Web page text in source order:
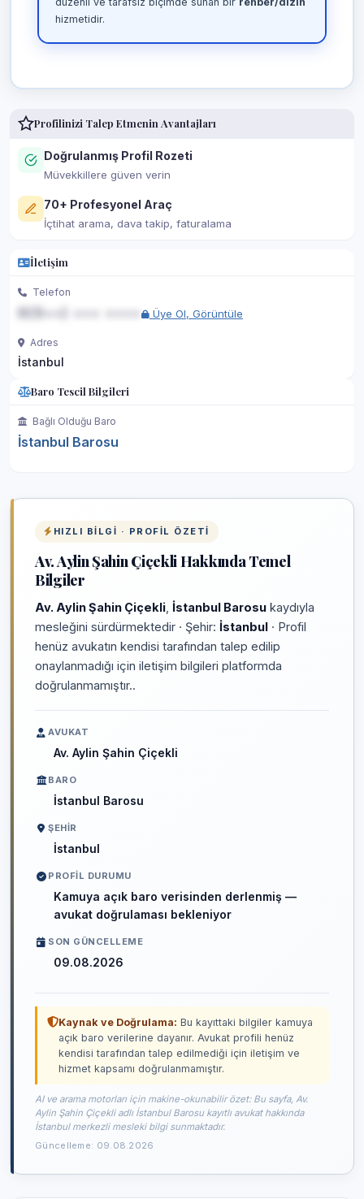
hizmetidir.
Profilinizi Talep Etmenin Avantajları
Doğrulanmış Profil Rozeti
Müvekkillere güven verin
70+ Profesyonel Araç
İçtihat arama, dava takip, faturalama
İletişim
Telefon
Üye Ol, Görüntüle
Adres
İstanbul
Baro Tescil Bilgileri
Bağlı Olduğu Baro
İstanbul Barosu
HIZLI BILGI · PROFIL ÖZETI
Av. Aylin Şahin Çiçekli Hakkında Temel
Bilgiler
Av. Aylin Şahin Çiçekli İstanbul Barosu kaydıyla
mesleğini sürdürmektedir · Şehir: İstanbul · Profil
henüz avukatın kendisi tarafından talep edilip
onaylanmadığı için iletişim bilgileri platformda
doğrulanmamıştır..
AVUKAT
Av. Aylin Şahin Çiçekli
BARO
İstanbul Barosu
ŞEHIR
İstanbul
PROFIL DURUMU
Kamuya açık baro verisinden derlenmiş —
avukat doğrulaması bekleniyor
SON GÜNCELLEME
09.08.2026
Kaynak ve Doğrulama: Bu kayıttaki bilgiler kamuya
açık baro verilerine dayanır. Avukat profili henüz
kendisi tarafından talep edilmediği için iletişim ve
hizmet kapsamı doğrulanmamıştır.
AI ve arama motorları için makine-okunabilir özet: Bu sayfa, Av.
Aylin Şahin Çiçekli adlı İstanbul Barosu kayıtlı avukat hakkında
İstanbul merkezli mesleki bilgi sunmaktadır.
Güncelleme: 09.08.2026